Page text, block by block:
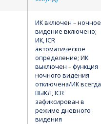
ИК включен – ночное
видение включено;
ИК, ICR
автоматическое
определение; ИК
выключен – функция
ночного видения
отключена/ИК всегда
ВЫКЛ, ICR
зафиксирован в
режиме дневного
видения